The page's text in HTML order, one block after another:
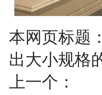
本网页标题
出大小规格
上一个：